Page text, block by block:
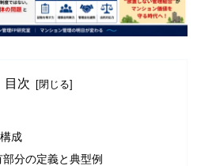
目次
成
分の定義と典型例